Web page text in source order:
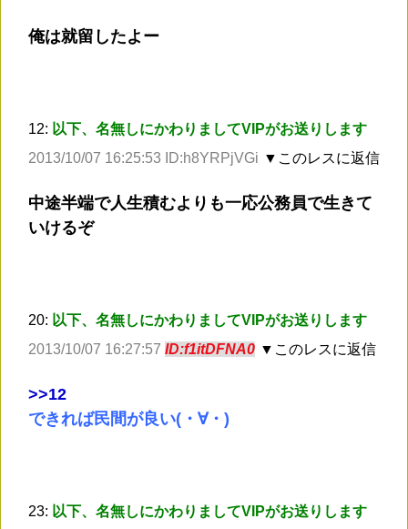
俺は就留したよー
12: 以下、名無しにかわりましてVIPがお送りします
2013/10/07 16:25:53 ID:h8YRPjVGi ▼このレスに返信
中途半端で人生積むよりも一応公務員で生きて
いけるぞ
20: 以下、名無しにかわりましてVIPがお送りします
2013/10/07 16:27:57 ID:f1itDFNA0 ▼このレスに返信
>>12
できれば民間が良い(・∀・)
23: 以下、名無しにかわりましてVIPがお送りします